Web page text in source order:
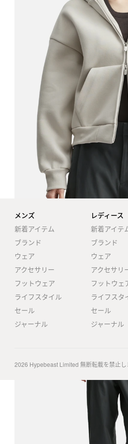
メンズ
新着アイテム
ブランド
ウェア
アクセサリー
フットウェア
ライフスタイル
セール
ジャーナル
レディース
新着アイテ
ブランド
ウェア
アクセサリ
フットウェ
ライフスタ
セール
ジャーナル
2026 Hypebeast Limited 無断転載を禁止し